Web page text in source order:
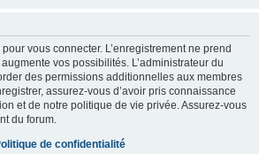
vous connecter. L’enregistrement ne prend
vos possibilités. L’administrateur du
des permissions additionnelles aux membres
assurez-vous d’avoir pris connaissance
et de notre politique de vie privée. Assurez-vous
du forum.
de confidentialité